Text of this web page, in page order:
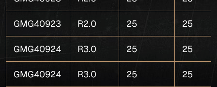
GMG40923 R2.0 25 25
GMG40924 R3.0 25 25
GMG40924 R3.0 25 25